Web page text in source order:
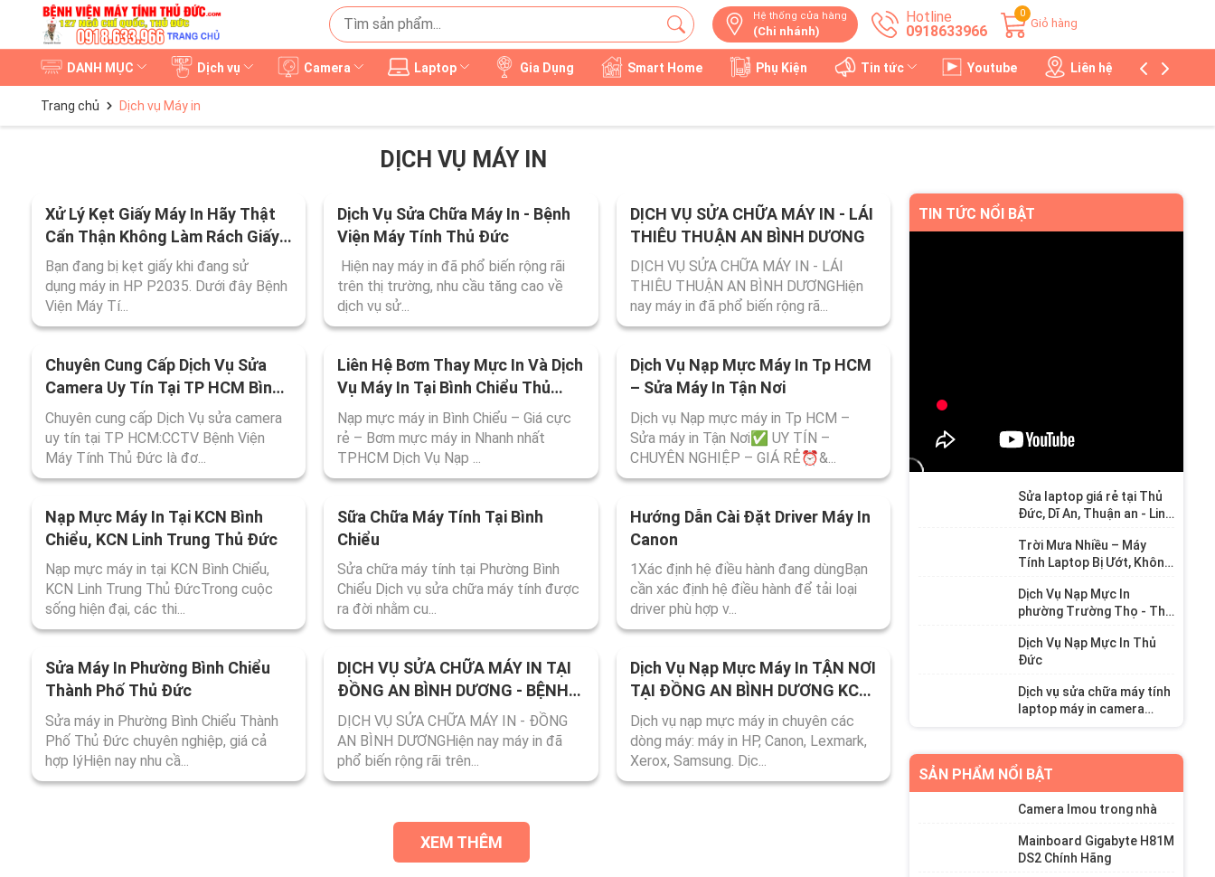
Hệ thống cửa hàng
(Chi nhánh)
Hotline
0918633966
0
Giỏ hàng
DANH MỤC Dịch vụ Camera Laptop Gia Dụng Smart Home Phụ Kiện Tin tức Youtube Liên hệ
Trang chủ Dịch vụ Máy in
DỊCH VỤ MÁY IN
Xử Lý Kẹt Giấy Máy In Hãy Thật
Cẩn Thận Không Làm Rách Giấy
Bị Kẹt
Bạn đang bị kẹt giấy khi đang sử
dụng máy in HP P2035. Dưới đây Bệnh
Viện Máy Tí...
Dịch Vụ Sửa Chữa Máy In - Bệnh
Viện Máy Tính Thủ Đức
Hiện nay máy in đã phổ biến rộng rãi
trên thị trường, nhu cầu tăng cao về
dịch vụ sử...
DỊCH VỤ SỬA CHỮA MÁY IN - LÁI
THIÊU THUẬN AN BÌNH DƯƠNG
DỊCH VỤ SỬA CHỮA MÁY IN - LÁI
THIÊU THUẬN AN BÌNH DƯƠNGHiện
nay máy in đã phổ biến rộng rã...
Chuyên Cung Cấp Dịch Vụ Sửa
Camera Uy Tín Tại TP HCM Bình
Chiểu Thủ Đức
Chuyên cung cấp Dịch Vụ sửa camera
uy tín tại TP HCM:CCTV Bệnh Viện
Máy Tính Thủ Đức là đơ...
Liên Hệ Bơm Thay Mực In Và Dịch
Vụ Máy In Tại Bình Chiểu Thủ
Đức
Nạp mực máy in Bình Chiểu – Giá cực
rẻ – Bơm mực máy in Nhanh nhất
TPHCM Dịch Vụ Nạp ...
Dịch Vụ Nạp Mực Máy In Tp HCM
– Sửa Máy In Tận Nơi
Dịch vụ Nạp mực máy in Tp HCM –
Sửa máy in Tận Nơi✅ UY TÍN –
CHUYÊN NGHIỆP – GIÁ RẺ⏰&...
Nạp Mực Máy In Tại KCN Bình
Chiểu, KCN Linh Trung Thủ Đức
Nạp mực máy in tại KCN Bình Chiểu,
KCN Linh Trung Thủ ĐứcTrong cuộc
sống hiện đại, các thi...
Sữa Chữa Máy Tính Tại Bình
Chiểu
Sửa chữa máy tính tại Phường Bình
Chiểu Dịch vụ sửa chữa máy tính được
ra đời nhằm cu...
Hướng Dẫn Cài Đặt Driver Máy In
Canon
1Xác định hệ điều hành đang dùngBạn
cần xác định hệ điều hành để tải loại
driver phù hợp v...
Sửa Máy In Phường Bình Chiểu
Thành Phố Thủ Đức
Sửa máy in Phường Bình Chiểu Thành
Phố Thủ Đức chuyên nghiệp, giá cả
hợp lýHiện nay nhu cầ...
DỊCH VỤ SỬA CHỮA MÁY IN TẠI
ĐỒNG AN BÌNH DƯƠNG - BỆNH
VIỆN MÁY TÍNH THỦ ĐỨC
DỊCH VỤ SỬA CHỮA MÁY IN - ĐỒNG
AN BÌNH DƯƠNGHiện nay máy in đã
phổ biến rộng rãi trên...
Dịch Vụ Nạp Mực Máy In TẬN NƠI
TẠI ĐỒNG AN BÌNH DƯƠNG KCX
LINH TRUNG II
Dịch vụ nạp mực máy in chuyên các
dòng máy: máy in HP, Canon, Lexmark,
Xerox, Samsung. Dịc...
XEM THÊM
TIN TỨC NỔI BẬT
Sửa laptop giá rẻ tại Thủ
Đức, Dĩ An, Thuận an - Linh
Trời Mưa Nhiều – Máy
Tính Laptop Bị Ướt, Không
Viện Máy Tính Thủ Đức!
Dịch Vụ Nạp Mực In
phường Trường Thọ - Thủ
Dịch Vụ Nạp Mực In Thủ
Đức
Dịch vụ sửa chữa máy tính
laptop máy in camera
SẢN PHẨM NỔI BẬT
Camera Imou trong nhà
Mainboard Gigabyte H81M
DS2 Chính Hãng